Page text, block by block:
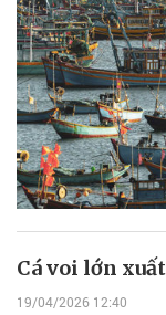
Cá voi lớn
19/04/2026 12:40